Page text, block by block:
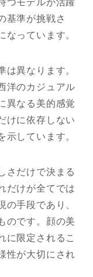
つモデルが活躍
基準が挑戦さ
なっています。
は異なります。
洋のカジュアル
異なる美的感覚
けに依存しない
示しています。
さだけで決まる
だけが全てでは
の手段であり、
のです。顔の美
に限定されるこ
性が大切にされ